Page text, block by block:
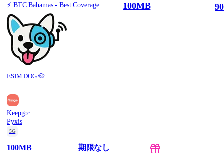
⚡️ BTC Bahamas - Best Coverage (100MB/90Days) - Black route
ESIM.DOG 🐶
100MB
Keepgo·
Pyxis
5G
100MB 期限なし